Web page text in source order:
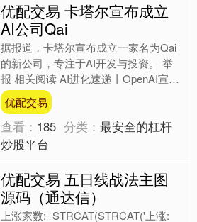
优配交易 卡塔尔宣布成立
AI公司Qai
据报道，卡塔尔宣布成立一家名为Qai
的新公司，专注于AI开发与投资。 举
报 相关阅读 AI进化速递丨OpenAI宣布
推出GPT-5.1系列模型 AI进化速递丨
O....
优配交易
查看： 185 分类：最安全的杠杆
炒股平台
优配交易 五日线战法主图
源码（通达信）
上涨家数:=STRCAT(STRCAT('上涨: